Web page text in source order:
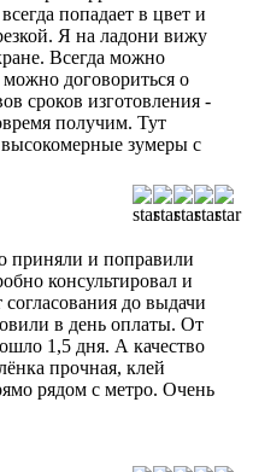
И тут наткнулась
откажут, но
живых. Заказ
была на связи и
наклейку за сутки
в типографию
атмосфера и
станков!
ДУШИ!
попадает в цвет и
Я на ладони вижу
Всегда можно
можно договориться о
сроков изготовления -
получим. Тут
зумеры с
приняли и поправили
консультировал и
до выдачи
в день оплаты. От
1,5 дня. А качество
прочная, клей
рядом с метро. Очень